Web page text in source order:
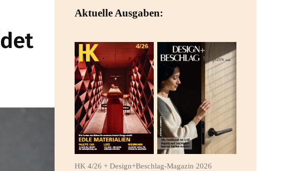
Aktuelle Ausgaben:
HK 4/26 + Design+Beschlag-Magazin 2026